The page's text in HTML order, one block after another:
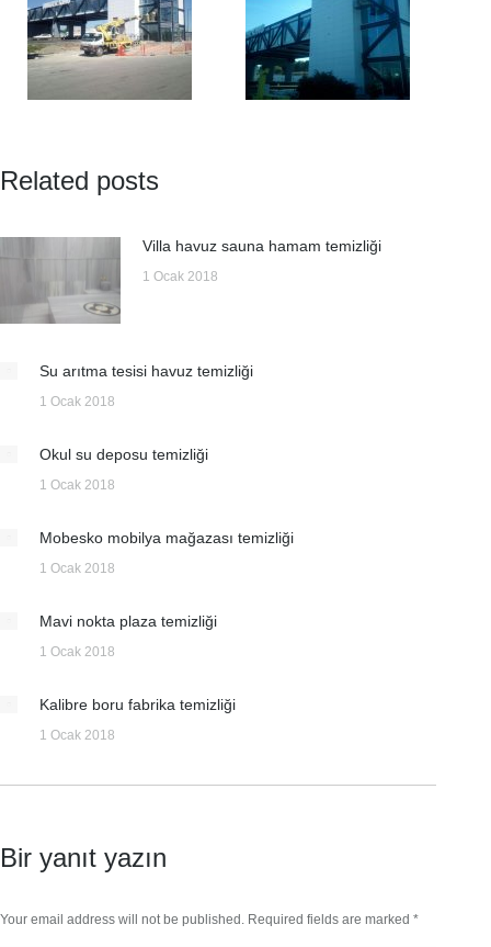
Related posts
Villa havuz sauna hamam temizliği
1 Ocak 2018
Su arıtma tesisi havuz temizliği
1 Ocak 2018
Okul su deposu temizliği
1 Ocak 2018
Mobesko mobilya mağazası temizliği
1 Ocak 2018
Mavi nokta plaza temizliği
1 Ocak 2018
Kalibre boru fabrika temizliği
1 Ocak 2018
Bir yanıt yazın
Your email address will not be published. Required fields are marked *